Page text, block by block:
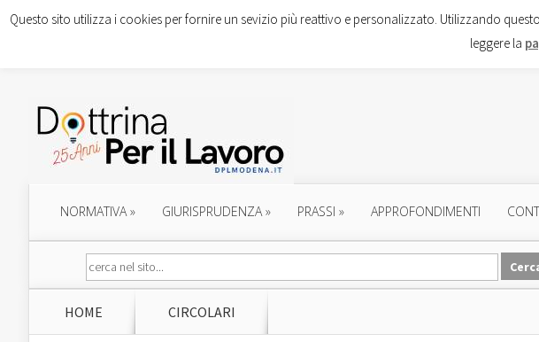
NORMATIVA» GIURISPRUDENZA» PRASSI » APPROFONDIMENTI
HOME CIRCOLARI
Questo sito utilizza i cookies per fornire un sevizio più reattivo e personalizzato. Utilizzando
leggere la